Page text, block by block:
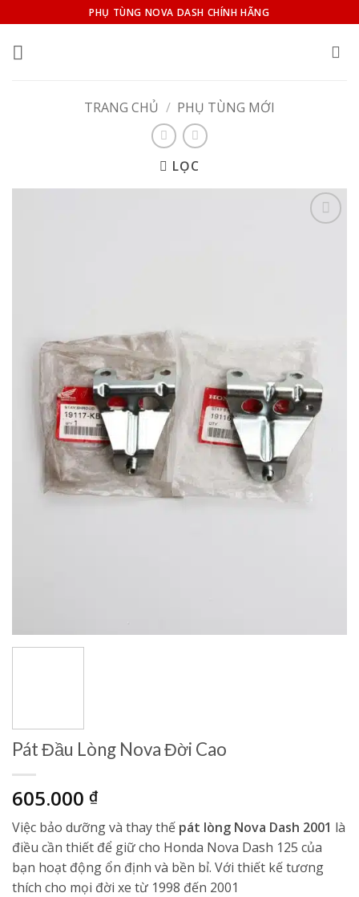
qua
nội
PHỤ TÙNG NOVA DASH CHÍNH HÃNG
TRANG CHỦ / PHỤ TÙNG MỚI
LỌC
Pát Đầu Lòng Nova Đời Cao
605.000 ₫
Việc bảo dưỡng và thay thế pát lòng Nova Dash 2001 là
điều cần thiết để giữ cho Honda Nova Dash 125 của
bạn hoạt động ổn định và bền bỉ. Với thiết kế tương
thích cho mọi đời xe từ 1998 đến 2001